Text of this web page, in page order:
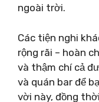
ngoài trời.
Các tiện nghi
rộng rãi – hoàn
và thậm chí cả
và quán bar để
vời này, đồng